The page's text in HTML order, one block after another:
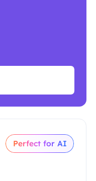
Perfect for AI